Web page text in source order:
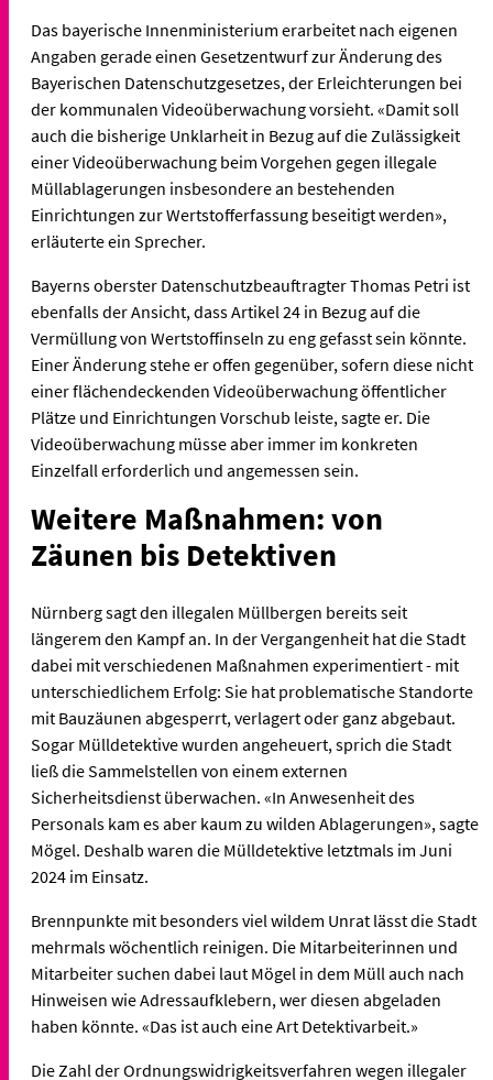
Das bayerische Innenministerium erarbeitet nach eigenen
Angaben gerade einen Gesetzentwurf zur Änderung des
Bayerischen Datenschutzgesetzes, der Erleichterungen bei
der kommunalen Videoüberwachung vorsieht. «Damit soll
auch die bisherige Unklarheit in Bezug auf die Zulässigkeit
einer Videoüberwachung beim Vorgehen gegen illegale
Müllablagerungen insbesondere an bestehenden
Einrichtungen zur Wertstofferfassung beseitigt werden»,
erläuterte ein Sprecher.
Bayerns oberster Datenschutzbeauftragter Thomas Petri ist
ebenfalls der Ansicht, dass Artikel 24 in Bezug auf die
Vermüllung von Wertstoffinseln zu eng gefasst sein könnte.
Einer Änderung stehe er offen gegenüber, sofern diese nicht
einer flächendeckenden Videoüberwachung öffentlicher
Plätze und Einrichtungen Vorschub leiste, sagte er. Die
Videoüberwachung müsse aber immer im konkreten
Einzelfall erforderlich und angemessen sein.
Weitere Maßnahmen: von
Zäunen bis Detektiven
Nürnberg sagt den illegalen Müllbergen bereits seit
längerem den Kampf an. In der Vergangenheit hat die Stadt
dabei mit verschiedenen Maßnahmen experimentiert - mit
unterschiedlichem Erfolg: Sie hat problematische Standorte
mit Bauzäunen abgesperrt, verlagert oder ganz abgebaut.
Sogar Mülldetektive wurden angeheuert, sprich die Stadt
ließ die Sammelstellen von einem externen
Sicherheitsdienst überwachen. «In Anwesenheit des
Personals kam es aber kaum zu wilden Ablagerungen», sagte
Mögel. Deshalb waren die Mülldetektive letztmals im Juni
2024 im Einsatz.
Brennpunkte mit besonders viel wildem Unrat lässt die Stadt
mehrmals wöchentlich reinigen. Die Mitarbeiterinnen und
Mitarbeiter suchen dabei laut Mögel in dem Müll auch nach
Hinweisen wie Adressaufklebern, wer diesen abgeladen
haben könnte. «Das ist auch eine Art Detektivarbeit.»
Die Zahl der Ordnungswidrigkeitsverfahren wegen illegaler